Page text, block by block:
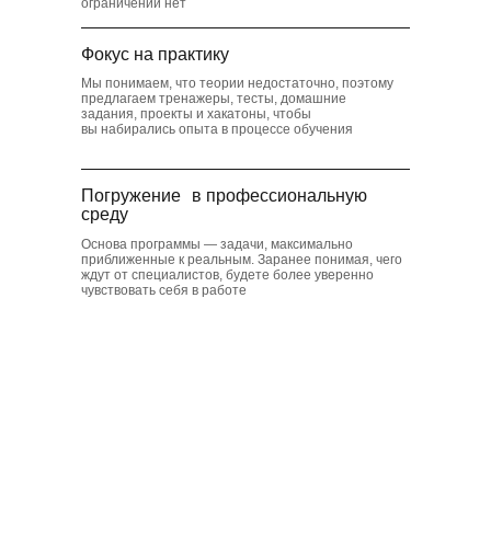
ограничений нет
Погружение в профессиональную
среду
Основа программы — задачи, максимально
приближенные к реальным. Заранее понимая, чего
ждут от специалистов, будете более уверенно
чувствовать себя в работе
Фокус на практику
Мы понимаем, что теории недостаточно, поэтому
предлагаем тренажеры, тесты, домашние
задания, проекты и хакатоны, чтобы
вы набирались опыта в процессе обучения